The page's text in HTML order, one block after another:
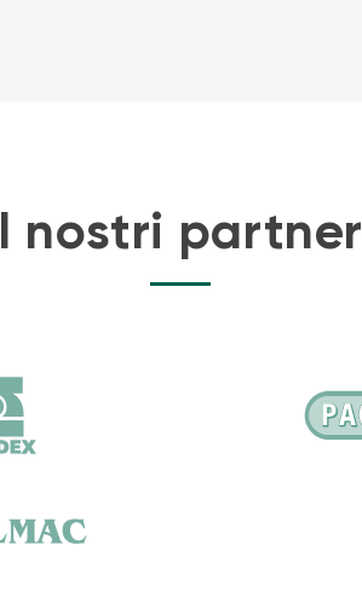
I nostri partner